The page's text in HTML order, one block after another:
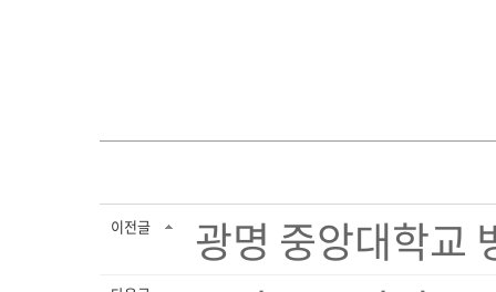
이전글 광명 중앙대학교